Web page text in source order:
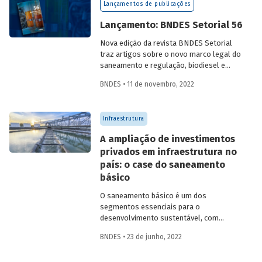
investimentos. Com isso em vista, o
atuação.
Lançamentos de publicações
Lançamento: BNDES Setorial 56
Nova edição da revista BNDES Setorial
traz artigos sobre o novo marco legal do
saneamento e regulação, biodiesel e
leasing de aeronaves no setor de
BNDES • 11 de novembro, 2022
Infraestrutura
A ampliação de investimentos
privados em infraestrutura no
país: o case do saneamento
básico
O saneamento básico é um dos
segmentos essenciais para o
desenvolvimento sustentável, com
qualidade de vida da população. No Brasil,
BNDES • 23 de junho, 2022